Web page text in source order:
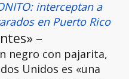
interceptan a
en Puerto Rico
–
negro con pajarita,
Unidos es «una